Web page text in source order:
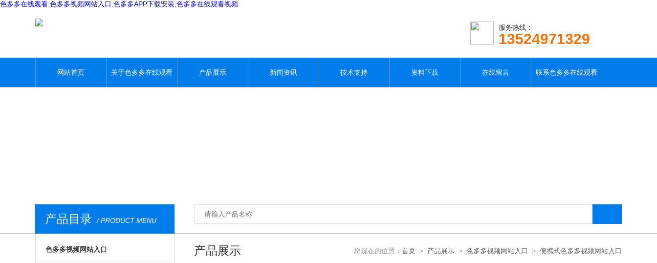
色多多在线观看,色多多视频网站入口,色多多APP下载安装,色多多在线观看视频
服务热线：
13524971329
网站首页 关于色多多在线观看 产品展示 新闻资讯 技术支持 资料下载 在线留言 联系色多多在线观看
产品目录 / PRODUCT MENU
色多多视频网站入口 产品展示 您现在的位置： 首页 > 产品展示 > 色多多视频网站入口 > 便携式色多多视频网站入口